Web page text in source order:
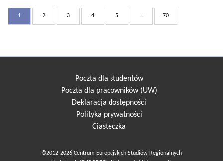
1 2 3 4 5 ... 70
Poczta dla studentów
Poczta dla pracowników (UW)
Deklaracja dostępności
Polityka prywatności
Ciasteczka
©2012-2026 Centrum Europejskich Studiów Regionalnych